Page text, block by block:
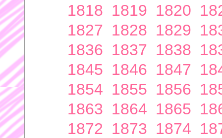
1818 1819 1820
1827 1828 1829
1836 1837 1838
1845 1846 1847
1854 1855 1856
1863 1864 1865
1872 1873 1874